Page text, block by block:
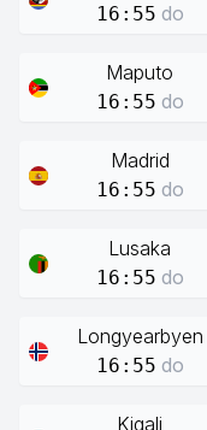
16:55 do
Maputo
16:55 do
Madrid
16:55 do
Lusaka
16:55 do
Longyearbyen
16:55 do
Kigali